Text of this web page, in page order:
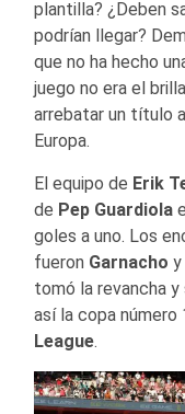
plantilla? ¿Deben
podrían llegar?
que no ha hecho
juego no era el
arrebatar un título
Europa.
El equipo de Erik
de Pep Guardiola
goles a uno. Los
fueron Garnacho y
tomó la revancha
así la copa
League.